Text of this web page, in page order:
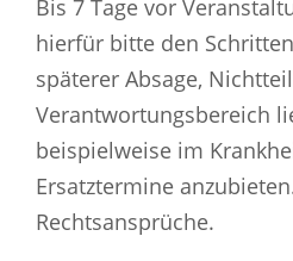
Bis 7 Tage vor
hierfür bitte den
späterer Absage,
Verantwortungsbereich
beispielweise im
Ersatztermine
Rechtsansprüche.